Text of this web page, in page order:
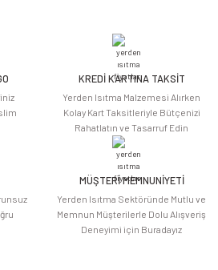
ederiz.
bilgiler bulunuyor.
daha pahalı.
olmalı.
KREDİ KARTINA TAKSİT
Yerden Isıtma Malzemesi Alırken
Kolay Kart Taksitleriyle Bütçenizi
Rahatlatın ve Tasarruf Edin
MÜŞTERİ MEMNUNİYETİ
Yerden Isıtma Sektöründe Mutlu ve
Memnun Müşterilerle Dolu Alışveriş
Deneyimi için Buradayız